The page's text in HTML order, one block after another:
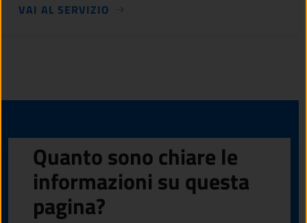
VAI AL SERVIZIO
Quanto sono chiare le
informazioni su questa
pagina?